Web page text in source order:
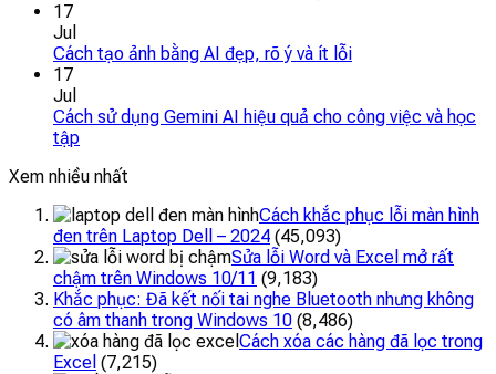
17
Jul
Cách tạo ảnh bằng AI đẹp, rõ ý và ít lỗi
17
Jul
Cách sử dụng Gemini AI hiệu quả cho công việc và học
tập
Xem nhiều nhất
Cách khắc phục lỗi màn hình
đen trên Laptop Dell – 2024 (45,093)
Sửa lỗi Word và Excel mở rất
chậm trên Windows 10/11 (9,183)
Khắc phục: Đã kết nối tai nghe Bluetooth nhưng không
có âm thanh trong Windows 10 (8,486)
Cách xóa các hàng đã lọc trong
Excel (7,215)